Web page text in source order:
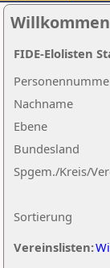
Nachname
Ebene
Sortierung
Bundesland
Spgem./Kreis/
Vereinslisten:
FIDE-Elolisten